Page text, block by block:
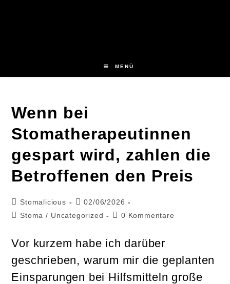
MENÜ
Wenn bei
Stomatherapeutinnen
gespart wird, zahlen die
Betroffenen den Preis
Beitrags-
Autor:
Stomalicious
Beitrag
veröffentlicht:
02/06/2026
Beitrags-
Stoma / Uncategorized
Beitrags-
0 Kommentare
Vor kurzem habe ich darüber
geschrieben, warum mir die geplanten
Einsparungen bei Hilfsmitteln große